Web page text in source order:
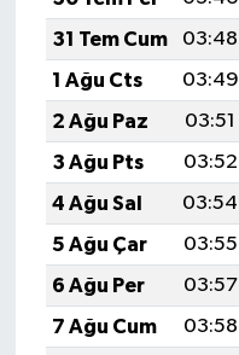
31 Tem Cum
03:48
1 Ağu Cts
03:49
2 Ağu Paz
03:51
3 Ağu Pts
03:52
4 Ağu Sal
03:54
5 Ağu Çar
03:55
6 Ağu Per
03:57
7 Ağu Cum
03:58